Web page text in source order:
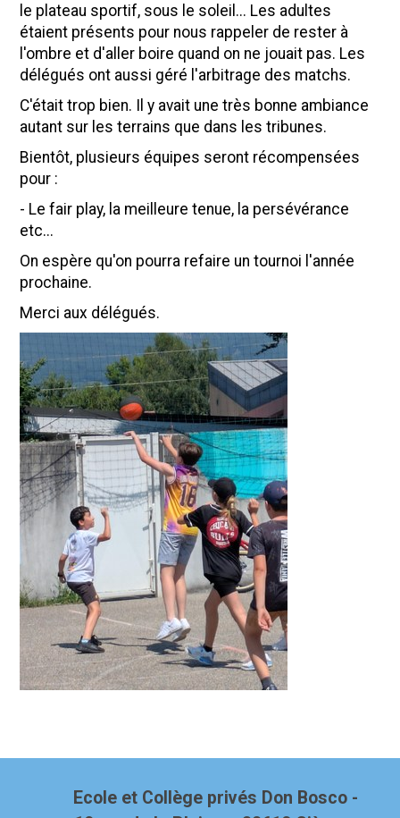
le plateau sportif, sous le soleil... Les adultes
étaient présents pour nous rappeler de rester à
l'ombre et d'aller boire quand on ne jouait pas. Les
délégués ont aussi géré l'arbitrage des matchs.
C'était trop bien. Il y avait une très bonne ambiance
autant sur les terrains que dans les tribunes.
Bientôt, plusieurs équipes seront récompensées
pour :
- Le fair play, la meilleure tenue, la persévérance
etc...
On espère qu'on pourra refaire un tournoi l'année
prochaine.
Merci aux délégués.
Ecole et Collège privés Don Bosco -